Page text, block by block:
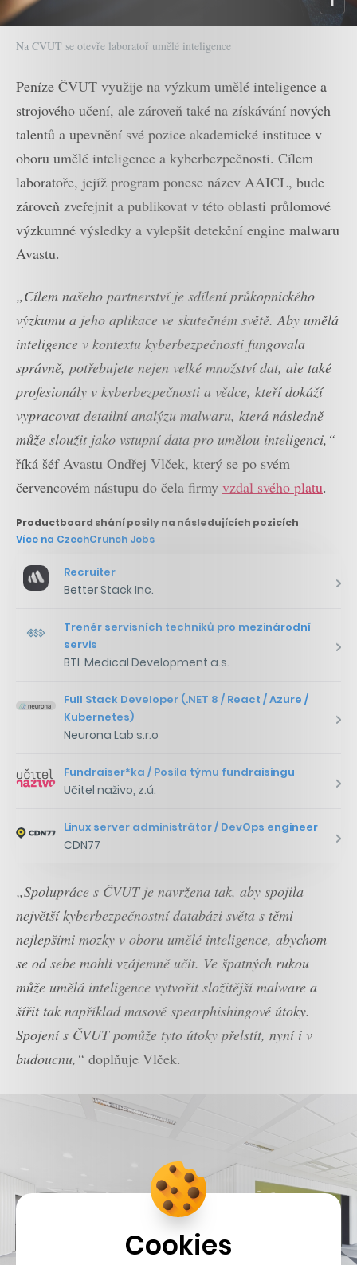
Na ČVUT se otevře laboratoř umělé inteligence
Peníze ČVUT využije na výzkum umělé inteligence a
strojového učení, ale zároveň také na získávání nových
talentů a upevnění své pozice akademické instituce v
oboru umělé inteligence a kyberbezpečnosti. Cílem
laboratoře, jejíž program ponese název AAICL, bude
zároveň zveřejnit a publikovat v této oblasti průlomové
výzkumné výsledky a vylepšit detekční engine malwaru
Avastu.
„Cílem našeho partnerství je sdílení průkopnického
výzkumu a jeho aplikace ve skutečném světě. Aby umělá
inteligence v kontextu kyberbezpečnosti fungovala
správně, potřebujete nejen velké množství dat, ale také
profesionály v kyberbezpečnosti a vědce, kteří dokáží
vypracovat detailní analýzu malwaru, která následně
může sloužit jako vstupní data pro umělou inteligenci,“
říká šéf Avastu Ondřej Vlček, který se po svém
červencovém nástupu do čela firmy vzdal svého platu.
Productboard shání posily na následujících pozicích
Více na CzechCrunch Jobs
Recruiter
Better Stack Inc.
Trenér servisních techniků pro mezinárodní
servis
BTL Medical Development a.s.
Full Stack Developer (.NET 8 / React / Azure /
Kubernetes)
Neurona Lab s.r.o
Fundraiser*ka / Posila týmu fundraisingu
Učitel naživo, z.ú.
Linux server administrátor / DevOps engineer
CDN77
„Spolupráce s ČVUT je navržena tak, aby spojila
největší kyberbezpečnostní databázi světa s těmi
nejlepšími mozky v oboru umělé inteligence, abychom
se od sebe mohli vzájemně učit. Ve špatných rukou
může umělá inteligence vytvořit složitější malware a
šířit tak například masové spearphishingové útoky.
Spojení s ČVUT pomůže tyto útoky přelstít, nyní i v
budoucnu,“ doplňuje Vlček.
Cookies